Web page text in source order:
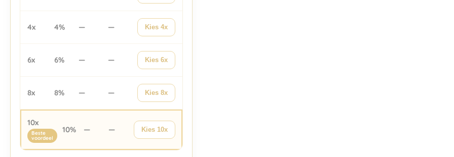
4x 4% — — Kies 4x
6x 6% — — Kies 6x
8x 8% — — Kies 8x
10x
Beste
voordeel
10% — — Kies 10x